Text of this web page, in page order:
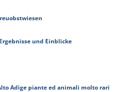
und Einblicke
Adige piante ed animali molto rari